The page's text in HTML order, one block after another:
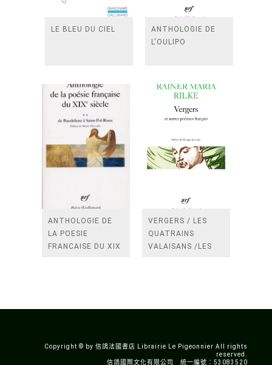
LE BLEU DU CIEL
ANTHOLOGIE DE
L'OULIPO
ANTHOLOGIE DE
LA POESIE
FRANCAISE DU XIX
VERGERS / LES
QUATRAINS
VALAISANS /LES
Copyright © by 信鴿法國書店 Librairie Le Pigeonnier All rights
reserved.
信鴿國際文化有限公司 統一編號：53083520